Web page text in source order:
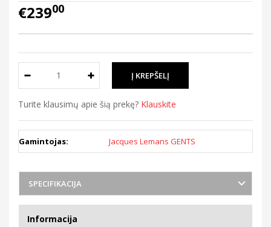
€23900
Turite klausimų apie šią prekę? Klauskite
Gamintojas: Jacques Lemans GENTS
SPECIFIKACIJA
Informacija